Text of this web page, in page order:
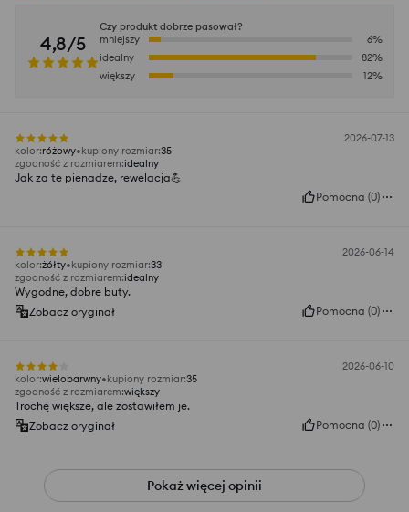
4,8/5
Czy produkt dobrze pasował?
mniejszy
6%
idealny
82%
większy
12%
2026-07-13
kolor:różowy kupiony rozmiar:35
zgodność z rozmiarem:idealny
Jak za te pienadze, rewelacja💪
Pomocna (0)
2026-06-14
kolor:żółty kupiony rozmiar:33
zgodność z rozmiarem:idealny
Wygodne, dobre buty.
Zobacz oryginał
Pomocna (0)
2026-06-10
kolor:wielobarwny kupiony rozmiar:35
zgodność z rozmiarem:większy
Trochę większe, ale zostawiłem je.
Zobacz oryginał
Pomocna (0)
Pokaż więcej opinii